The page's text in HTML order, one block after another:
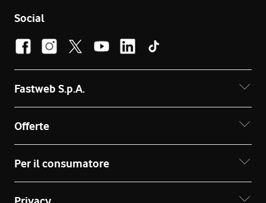
Social
Fastweb S.p.A.
Offerte
Per il consumatore